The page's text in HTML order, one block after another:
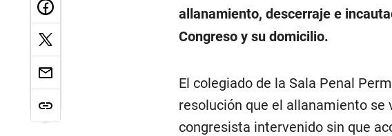
allanamiento, descerraje e
Congreso y su domicilio.
El colegiado de la Sala Penal
resolución que el allanamiento
congresista intervenido sin que